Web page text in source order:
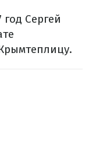
Сергей